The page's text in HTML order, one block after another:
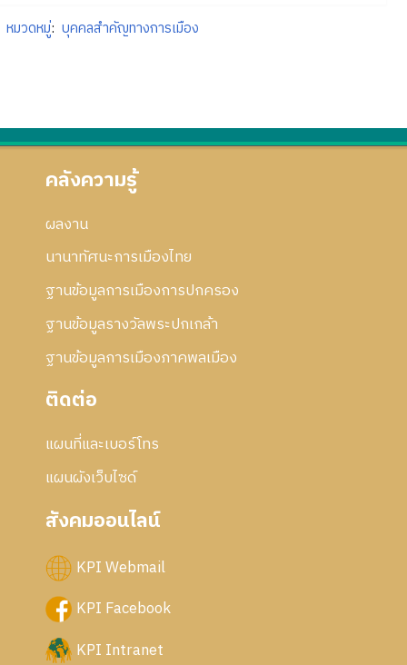
หมวดหมู่: บุคคลสำคัญทางการเมือง
คลังความรู้
ผลงาน
นานาทัศนะการเมืองไทย
ฐานข้อมูลการเมืองการปกครอง
ฐานข้อมูลรางวัลพระปกเกล้า
ฐานข้อมูลการเมืองภาคพลเมือง
ติดต่อ
แผนที่และเบอร์โทร
แผนผังเว็บไซด์
สังคมออนไลน์
KPI Webmail
KPI Facebook
KPI Intranet